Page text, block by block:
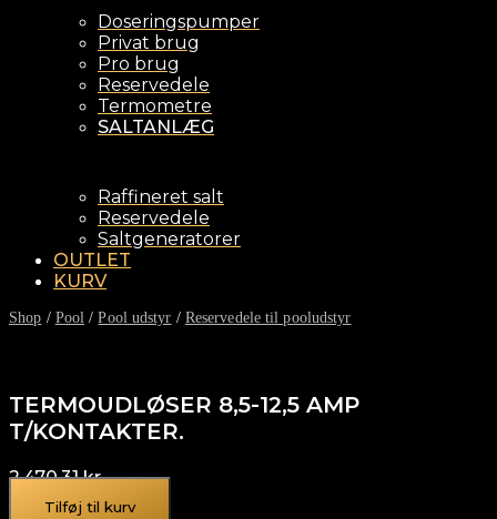
Doseringspumper
Privat brug
Pro brug
Reservedele
Termometre
SALTANLÆG
Raffineret salt
Reservedele
Saltgeneratorer
OUTLET
KURV
Shop / Pool /Pool udstyr / Reservedele til pooludstyr
TERMOUDLØSER 8,5-12,5 AMP
T/KONTAKTER.
2.470,31kr.
Tilføj til kurv